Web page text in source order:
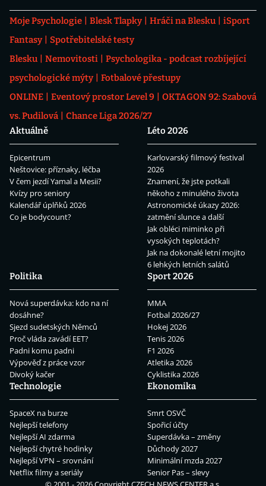
Moje Psychologie Blesk Tlapky Hráči na Blesku
iSport
Fantasy
Spotřebitelské testy
Blesku
Nemovitosti
Psychologika - podcast rozbíjející
psychologické mýty
Fotbalové přestupy
ONLINE
Eventový prostor Level 9
OKTAGON 92: Szabová
vs. Pudilová
Chance Liga 2026/27
Aktuálně
Epicentrum
Neštovice: příznaky, léčba
V čem jezdí Yamal a Mesii?
Kvízy pro seniory
Kalendář úplňků 2026
Co je bodycount?
Léto 2026
Karlovarský filmový festival
2026
Znamení, že jste potkali
někoho z minulého života
Astronomické úkazy 2026:
zatmění slunce a další
Jak obléci miminko při
vysokých teplotách?
Jak na dokonalé letní mojito
6 lehkých letních salátů
Politika
Nová superdávka: kdo na ní
dosáhne?
Sjezd sudetských Němců
Proč vláda zavádí EET?
Padni komu padni
Výpověď z práce vzor
Divoký kačer
Sport 2026
MMA
Fotbal 2026/27
Hokej 2026
Tenis 2026
F1 2026
Atletika 2026
Cyklistika 2026
Technologie
SpaceX na burze
Nejlepší telefony
Nejlepší AI zdarma
Nejlepší chytré hodinky
Nejlepší VPN – srovnání
Netflix filmy a seriály
Ekonomika
Smrt OSVČ
Spořicí účty
Superdávka – změny
Důchody 2027
Minimální mzda 2027
Senior Pas – slevy